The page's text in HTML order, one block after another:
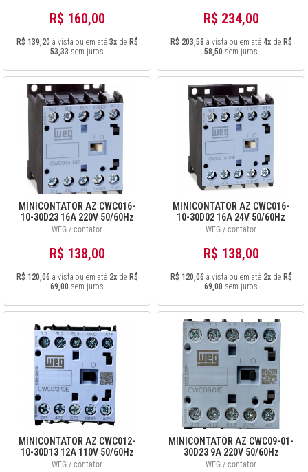
R$ 160,00
R$ 139,20 à vista ou em até 3xde R$
53,33 sem juros
R$ 234,00
R$ 203,58 à vista ou em até 4xde R$
58,50 sem juros
MINICONTATOR AZ CWC016-
10-30D23 16A 220V 50/60Hz
12487296
WEG / contator
R$ 138,00
R$ 120,06 à vista ou em até 2xde R$
69,00 sem juros
MINICONTATOR AZ CWC016-
10-30D02 16A 24V 50/60Hz
12487346
WEG / contator
R$ 138,00
R$ 120,06 à vista ou em até 2xde R$
69,00 sem juros
MINICONTATOR AZ CWC012-
10-30D13 12A 110V 50/60Hz
12679731
WEG / contator
MINICONTATOR AZ CWC09-01-
30D23 9A 220V 50/60Hz
12487347
WEG / contator